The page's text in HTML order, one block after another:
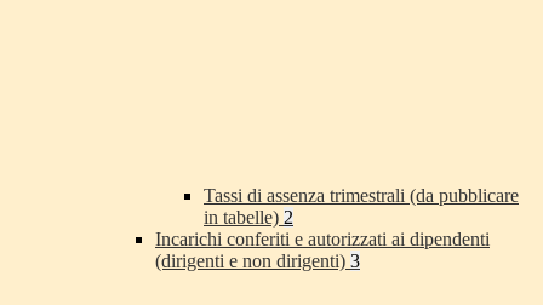
Tassi di assenza trimestrali (da pubblicare
in tabelle) 2
Incarichi conferiti e autorizzati ai dipendenti
(dirigenti e non dirigenti) 3